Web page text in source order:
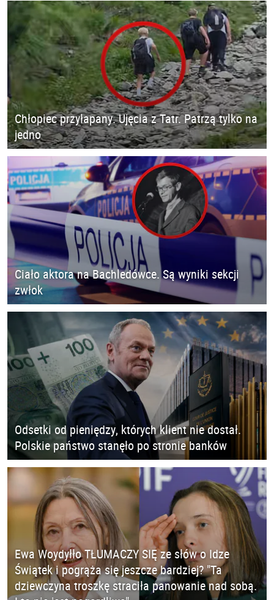
Chłopiec przyłapany. Ujęcia z Tatr. Patrzą tylko na
jedno
Ciało aktora na Bachledówce. Są wyniki sekcji
zwłok
Odsetki od pieniędzy, których klient nie dostał.
Polskie państwo stanęło po stronie banków
Ewa Woydyłło TŁUMACZY SIĘ ze słów o Idze
Świątek i pogrąża się jeszcze bardziej? "Ta
dziewczyna troszkę straciła panowanie nad sobą.